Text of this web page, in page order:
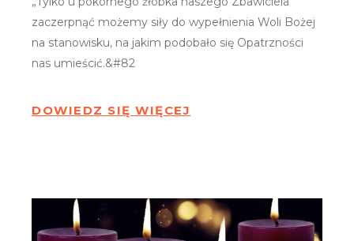
zaczerpnąć możemy siły do wypełnienia Woli Bożej
na stanowisku, na jakim podobało się Opatrzności
nas umieścić.&#82
DOWIEDZ SIĘ WIĘCEJ